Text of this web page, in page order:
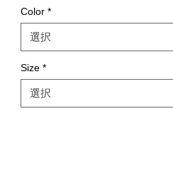
Color *
選択
Size *
選択